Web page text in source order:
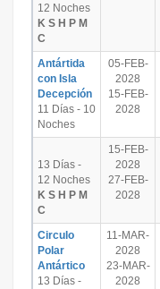
12 Noches
K S H P M
C
Antártida
con Isla
Decepción
11 Días - 10
Noches
05-FEB-
2028
15-FEB-
2028
13 Días -
12 Noches
K S H P M
C
15-FEB-
2028
27-FEB-
2028
Circulo
Polar
Antártico
13 Días -
11-MAR-
2028
23-MAR-
2028